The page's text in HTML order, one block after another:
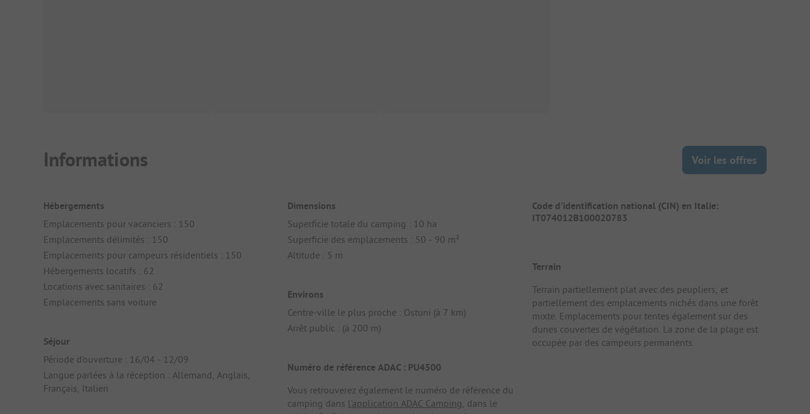
Informations Voir les offres
Hébergements
Emplacements pour vacanciers : 150
Emplacements délimités : 150
Emplacements pour campeurs résidentiels : 150
Hébergements locatifs : 62
Locations avec sanitaires : 62
Emplacements sans voiture
Séjour
Période d'ouverture : 16/04 - 12/09
Langue parlées à la réception : Allemand, Anglais,
Français, Italien
Dimensions
Superficie totale du camping : 10 ha
Superficie des emplacements : 50 - 90 m²
Altitude : 5 m
Environs
Centre-ville le plus proche : Ostuni (à 7 km)
Arrêt public : (à 200 m)
Numéro de référence ADAC : PU4500
Vous retrouverez également le numéro de référence du
camping dans l'application ADAC Camping, dans le
Code d'identification national (CIN) en Italie:
IT074012B100020783
Terrain
Terrain partiellement plat avec des peupliers, et
partiellement des emplacements nichés dans une forêt
mixte. Emplacements pour tentes également sur des
dunes couvertes de végétation. La zone de la plage est
occupée par des campeurs permanents.